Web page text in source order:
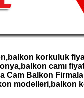
korkuluk
camı
Cam Balkon
modelleri,balkon